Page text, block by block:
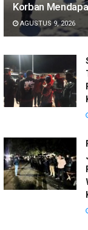
Korban
AGUSTUS 9, 2026